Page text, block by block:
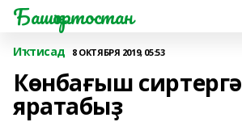
Башҡортостан
Иҡтисад 8 ОКТЯБРЯ 2019, 05:53
Көнбағыш сиртергә
яратабыҙ